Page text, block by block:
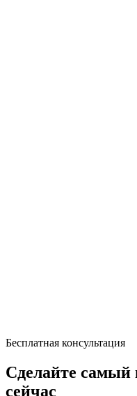
Бесплатная консультация
Сделайте
сейчас